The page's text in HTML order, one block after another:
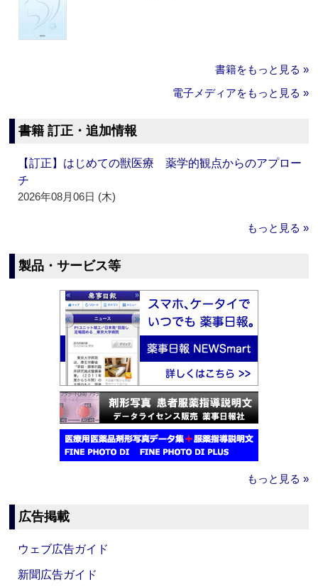
書籍をもっと見る »
電子メディアをもっと見る »
書籍 訂正・追加情報
【訂正】はじめての獣医療 薬学的観点からのアプロー
チ
2026年08月06日 (木)
もっと見る »
製品・サービス等
もっと見る »
広告掲載
ウェブ広告ガイド
新聞広告ガイド